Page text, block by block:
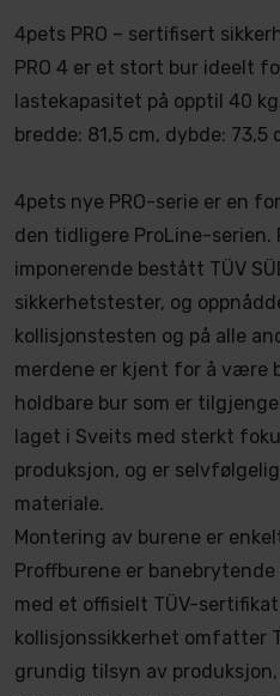
4pets PRO – sertifisert
PRO 4 er et stort bur ideelt
lastekapasitet på opptil 40
bredde: 81,5 cm, dybde:
4pets nye PRO-serie er en
den tidligere ProLine-serien.
imponerende bestått TÜV
sikkerhetstester, og
kollisjonstesten og på alle
merdene er kjent for å være
holdbare bur som er
laget i Sveits med sterkt
produksjon, og er
materiale.
Montering av burene er
Proffburene er
med et offisielt TÜV-
kollisjonssikkerhet omfatter
grundig tilsyn av